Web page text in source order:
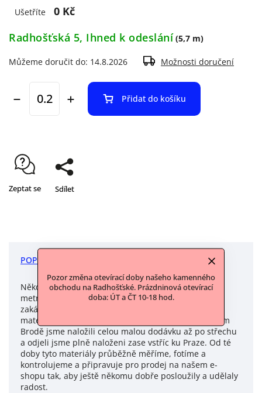
Pozor změna otevírací doby našeho kamenného
obchodu na Radhošťské. Prázdninová otevírací
doba: ÚT a ČT 10-18 hod.
Ušetříte
0 Kč
Radhošťská 5, Ihned k odeslání (5,7 m)
Můžeme doručit do: 14.8.2026 Možnosti doručení
Přidat do košíku
Zeptat se Sdílet
POPIS
Někdy je příběh materiálů jednoduchý: Nevyužitá
metráž od paní z Českého Brodu, která se šitím na
zakázku živila, ale rozhodla se již nepokračovat a
materiály nám odprodala k dalšímu využití. V Českém
Brodě jsme naložili celou malou dodávku až po střechu
a odjeli jsme plně naloženi zase vstříc ku Praze. Od té
doby tyto materiály průběžně měříme, fotíme a
kontrolujeme a připravuje pro prodej na našem e-
shopu tak, aby ještě někomu dobře posloužily a udělaly
radost.